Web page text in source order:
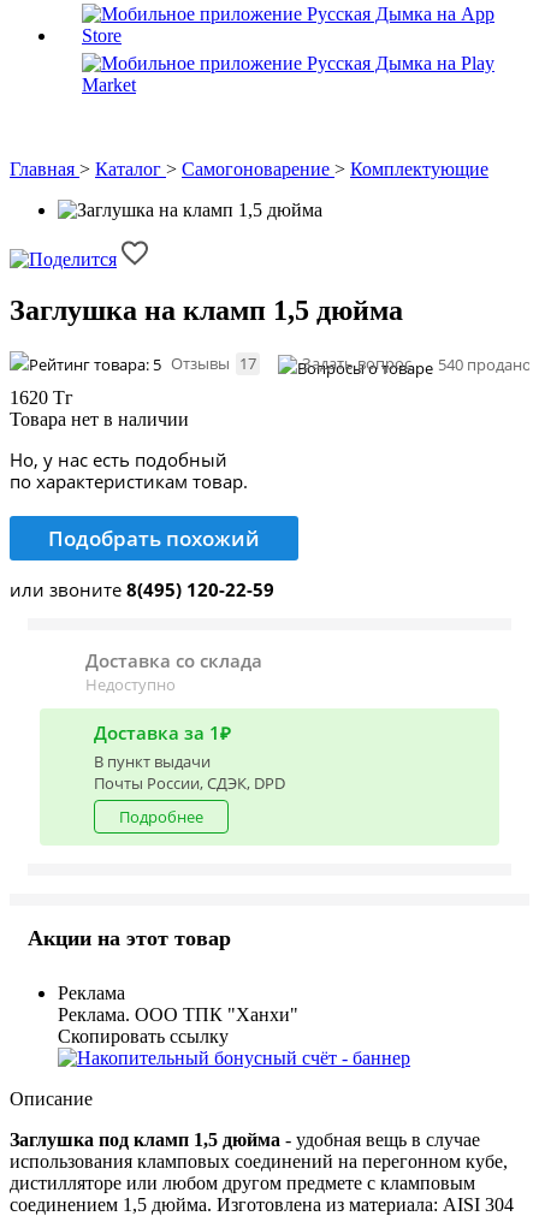
Главная > Каталог > Самогоноварение > Комплектующие
Заглушка на кламп 1,5 дюйма
Отзывы 17 Задать вопрос 540 продано
1620 Тг
Товара нет в наличии
Но, у нас есть подобный
по характеристикам товар.
Подобрать похожий
или звоните 8(495) 120-22-59
Доставка со склада
Недоступно
Доставка за 1₽
В пункт выдачи
Почты России, СДЭК, DPD
Подробнее
Акции на этот товар
Реклама
Реклама. ООО ТПК "Ханхи"
Скопировать ссылку
Описание
Заглушка под кламп 1,5 дюйма - удобная вещь в случае
использования кламповых соединений на перегонном кубе,
дистилляторе или любом другом предмете с кламповым
соединением 1,5 дюйма. Изготовлена из материала: AISI 304